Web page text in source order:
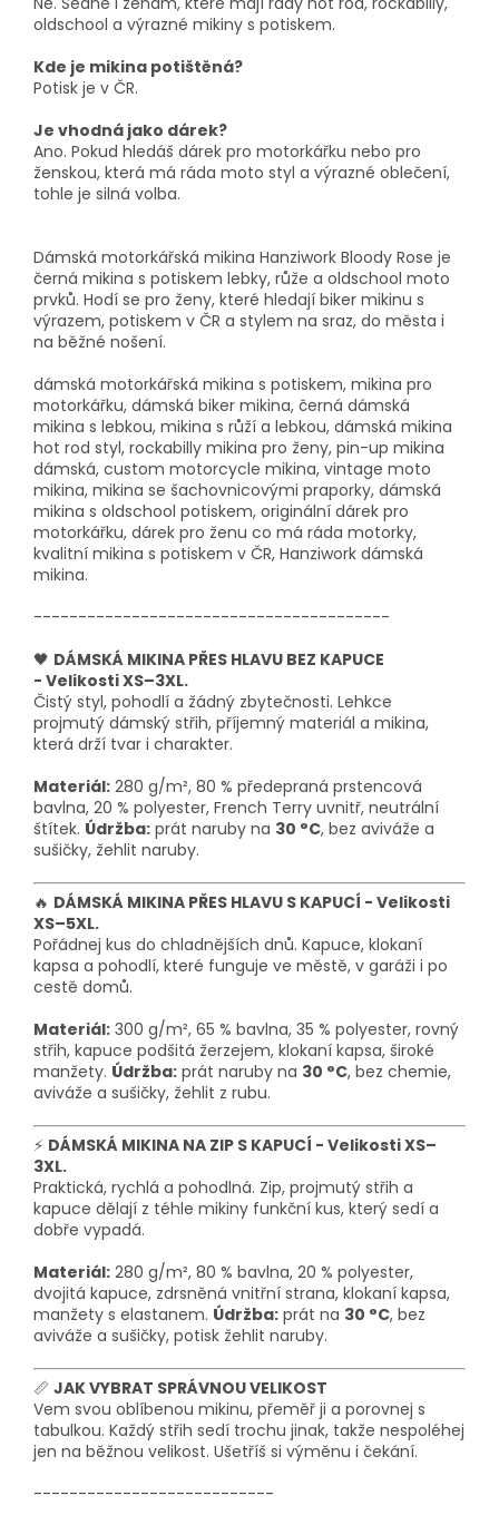
oldschool a výrazné mikiny s potiskem.
Kde je mikina potištěná?
Potisk je v ČR.
Je vhodná jako dárek?
Ano. Pokud hledáš dárek pro motorkářku nebo pro
ženskou, která má ráda moto styl a výrazné oblečení,
tohle je silná volba.
Dámská motorkářská mikina Hanziwork Bloody Rose je
černá mikina s potiskem lebky, růže a oldschool moto
prvků. Hodí se pro ženy, které hledají biker mikinu s
výrazem, potiskem v ČR a stylem na sraz, do města i
na běžné nošení.
dámská motorkářská mikina s potiskem, mikina pro
motorkářku, dámská biker mikina, černá dámská
mikina s lebkou, mikina s růží a lebkou, dámská mikina
hot rod styl, rockabilly mikina pro ženy, pin-up mikina
dámská, custom motorcycle mikina, vintage moto
mikina, mikina se šachovnicovými praporky, dámská
mikina s oldschool potiskem, originální dárek pro
motorkářku, dárek pro ženu co má ráda motorky,
kvalitní mikina s potiskem v ČR, Hanziwork dámská
mikina.
----------------------------------------
🖤 DÁMSKÁ MIKINA PŘES HLAVU BEZ KAPUCE
- Velikosti XS–3XL.
Čistý styl, pohodlí a žádný zbytečnosti. Lehkce
projmutý dámský střih, příjemný materiál a mikina,
která drží tvar i charakter.
Materiál: 280 g/m², 80 % předepraná prstencová
bavlna, 20 % polyester, French Terry uvnitř, neutrální
štítek. Údržba: prát naruby na 30 °C, bez aviváže a
sušičky, žehlit naruby.
🔥 DÁMSKÁ MIKINA PŘES HLAVU S KAPUCÍ - Velikosti
XS–5XL.
Pořádnej kus do chladnějších dnů. Kapuce, klokaní
kapsa a pohodlí, které funguje ve městě, v garáži i po
cestě domů.
Materiál: 300 g/m², 65 % bavlna, 35 % polyester, rovný
střih, kapuce podšitá žerzejem, klokaní kapsa, široké
manžety. Údržba: prát naruby na 30 °C, bez chemie,
aviváže a sušičky, žehlit z rubu.
⚡ DÁMSKÁ MIKINA NA ZIP S KAPUCÍ - Velikosti XS–
3XL.
Praktická, rychlá a pohodlná. Zip, projmutý střih a
kapuce dělají z téhle mikiny funkční kus, který sedí a
dobře vypadá.
Materiál: 280 g/m², 80 % bavlna, 20 % polyester,
dvojitá kapuce, zdrsněná vnitřní strana, klokaní kapsa,
manžety s elastanem. Údržba: prát na 30 °C, bez
aviváže a sušičky, potisk žehlit naruby.
📏 JAK VYBRAT SPRÁVNOU VELIKOST
Vem svou oblíbenou mikinu, přeměř ji a porovnej s
tabulkou. Každý střih sedí trochu jinak, takže nespoléhej
jen na běžnou velikost. Ušetříš si výměnu i čekání.
---------------------------